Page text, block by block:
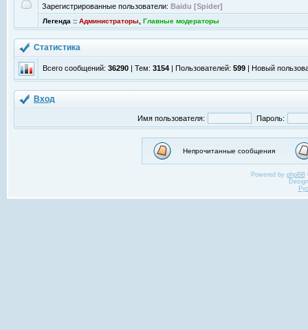
Зарегистрированные пользователи: Baidu [Spider]
Легенда :: Администраторы Главные модераторы
Статистика
Всего сообщений: 36290 | Тем: 3154 | Пользователей: 599 | Новый
Вход
Имя пользователя: Пароль:
Непрочитанные сообщения
Powered by phpBB